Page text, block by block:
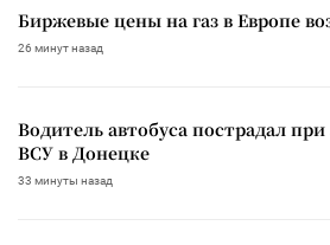
Биржевые цены на газ в Европе
26 минут назад
Водитель автобуса пострадал
ВСУ в Донецке
33 минуты назад